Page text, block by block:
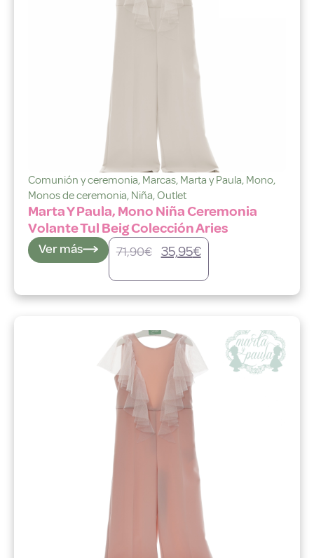
Comunión y ceremonia, Marcas, Marta y Paula, Mono,
Monos de ceremonia, Niña,Outlet
Marta Y Paula, Mono Niña Ceremonia
Volante Tul Beig Colección Aries
Ver más 71,90€ 35,95€